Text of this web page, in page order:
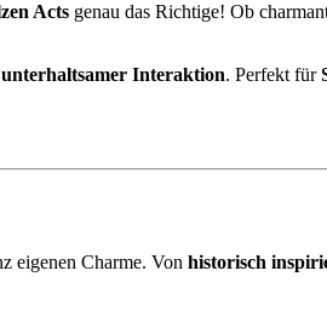
Acts genau das Richtige! Ob
unterhaltsamer Interaktion. Perfekt für
eigenen Charme. Von historisch